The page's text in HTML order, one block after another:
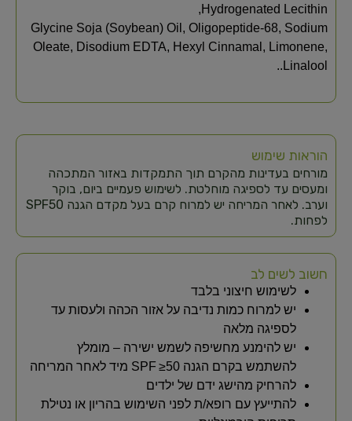
Hydrogenated Lecithin,
Glycine Soja (Soybean) Oil, Oligopeptide-68, Sodium
Oleate, Disodium EDTA, Hexyl Cinnamal, Limonene,
Linalool..
הוראות שימוש
מורחים בעדינות מהקרם תוך התמקדות באזור המתכהה
ומעסים עד לספיגה מוחלטת. לשימוש פעמיים ביום, בוקר
וערב. לאחר המריחה יש למרוח קרם בעל מקדם הגנה SPF50
לפחות.
חשוב לשים לב
לשימוש חיצוני בלבד
יש למרוח כמות נדיבה על אזור הכהה ולעסות עד
לספיגה מלאה
יש להימנע מחשיפה לשמש ישירה – מומלץ
להשתמש בקרם הגנה SPF ≥50 מיד לאחר המריחה
להרחיק מהישג ידם של ילדים
להתייעץ עם רופא/ת לפני השימוש בהריון או נטילת